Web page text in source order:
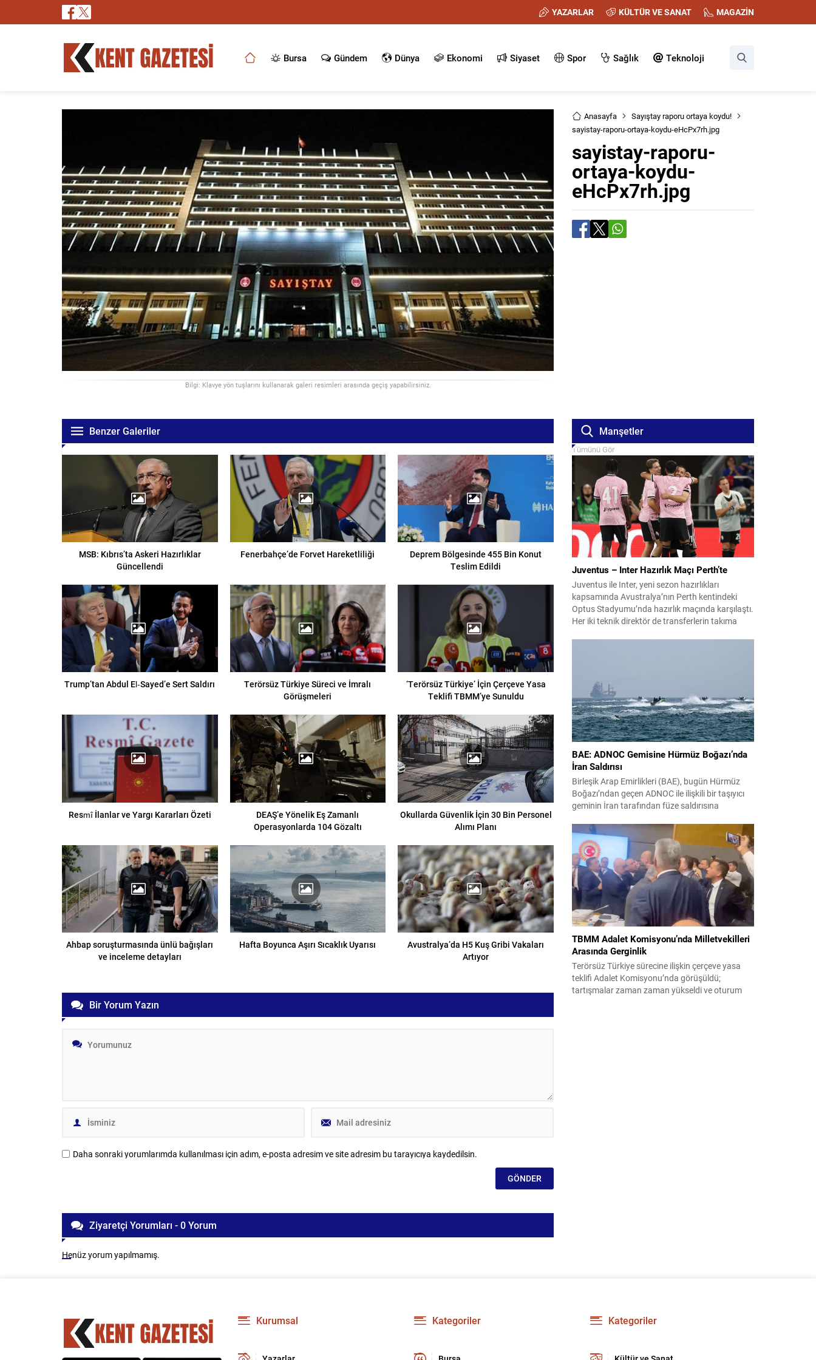
YAZARLAR KÜLTÜR VE SANAT MAGAZİN
Bursa Gündem Dünya Ekonomi Siyaset Spor Sağlık Teknoloji
Bilgi: Klavye yön tuşlarını kullanarak galeri resimleri arasında geçiş yapabilirsiniz.
Anasayfa
Sayıştay raporu ortaya koydu!
sayistay-raporu-ortaya-koydu-eHcPx7rh.jpg
sayistay-raporu-
ortaya-koydu-
eHcPx7rh.jpg
Benzer Galeriler
MSB: Kıbrıs’ta Askeri Hazırlıklar
Güncellendi
Fenerbahçe’de Forvet Hareketliliği
Deprem Bölgesinde 455 Bin Konut
Teslim Edildi
Trump’tan Abdul El‑Sayed’e Sert Saldırı
Terörsüz Türkiye Süreci ve İmralı
Görüşmeleri
‘Terörsüz Türkiye’ İçin Çerçeve Yasa
Teklifi TBMM’ye Sunuldu
Resmî İlanlar ve Yargı Kararları Özeti
DEAŞ’e Yönelik Eş Zamanlı
Operasyonlarda 104 Gözaltı
Okullarda Güvenlik İçin 30 Bin Personel
Alımı Planı
Ahbap soruşturmasında ünlü bağışları
ve inceleme detayları
Hafta Boyunca Aşırı Sıcaklık Uyarısı
Avustralya’da H5 Kuş Gribi Vakaları
Artıyor
Bir Yorum Yazın
Daha sonraki yorumlarımda kullanılması için adım, e-posta adresim ve site adresim bu tarayıcıya kaydedilsin.
Ziyaretçi Yorumları - 0 Yorum
Henüz yorum yapılmamış.
Manşetler
Tümünü Gör
Juventus – Inter Hazırlık Maçı Perth’te
Juventus ile Inter, yeni sezon hazırlıkları
kapsamında Avustralya’nın Perth kentindeki
Optus Stadyumu’nda hazırlık maçında karşılaştı.
Her iki teknik direktör de transferlerin takıma
Yıldız ilk 11’de görev alırken,...
BAE: ADNOC Gemisine Hürmüz Boğazı’nda
İran Saldırısı
Birleşik Arap Emirlikleri (BAE), bugün Hürmüz
Boğazı’ndan geçen ADNOC ile ilişkili bir taşıyıcı
geminin İran tarafından füze saldırısına
alındığını bildirirken saldırıyı kınadı ve Tahran’ı
korsanlıkla suçladı. WAM ajansının aktardığı ilk
açıklamada, ADNOC’a ait bir geminin sabah
saatlerinde hedef alındığı belirtildi; ilerleyen
dakikalarda ise BAE...
TBMM Adalet Komisyonu’nda Milletvekilleri
Arasında Gerginlik
Terörsüz Türkiye sürecine ilişkin çerçeve yasa
teklifi Adalet Komisyonu’nda görüşüldü;
tartışmalar zaman zaman yükseldi ve oturum
Kurumsal Kategoriler Kategoriler